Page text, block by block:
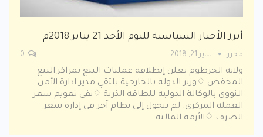
أبرز الأخبار السياسية لليوم الأحد 21 يناير 2018م
محرر يناير 21, 2018
ولاية الخرطوم تعلن إنطلاقة عمليات البيع بمراكز البيع
المخفض ♢وزير الدولة بالخارجية يلتقي مدير ادارة الأمن
النووي بالوكالة الدولية للطاقة الذرية ♢نفى تعويم سعر
العملة المركزي: لم نتحول إلى نظام آخر في إدارة سعر
الصرف ♢الأزمة المالية…